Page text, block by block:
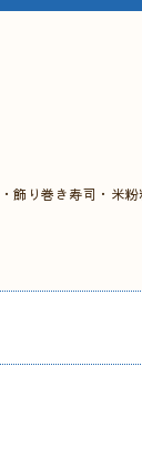
り巻き寿司・米